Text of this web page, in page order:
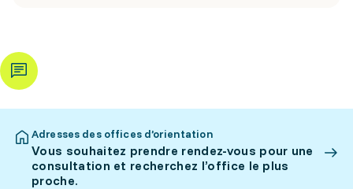
Adresses des offices d’orientation
Vous souhaitez prendre rendez-vous pour une
consultation et recherchez l’office le plus
proche.